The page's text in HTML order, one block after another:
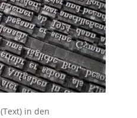
(Text) in den